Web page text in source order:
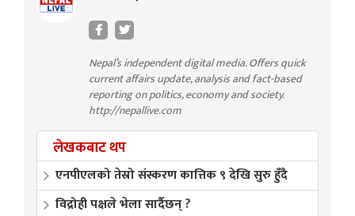
Nepal’s independent digital media. Offers quick
current affairs update, analysis and fact-based
reporting on politics, economy and society.
http://nepallive.com
लेखकबाट थप
एनपीएलको तेस्रो संस्करण कात्तिक ९ देखि सुरु हुँदै
विद्रोही पक्षले भेला सार्दैछन् ?